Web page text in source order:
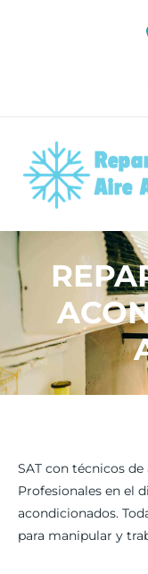
SAT con técnicos
Profesionales en el
acondicionados.
para manipular y